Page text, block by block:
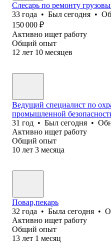
Слесарь по ремонту
33 года • Был сегодня •
150 000 ₽
Активно ищет работу
Общий опыт
12 лет 10 месяцев
Ведущий специалист по
промышленной
31 год • Был сегодня •
Активно ищет работу
Общий опыт
10 лет 3 месяца
Повар,пекарь
32 года • Была сегодня •
Активно ищет работу
Общий опыт
13 лет 1 месяц